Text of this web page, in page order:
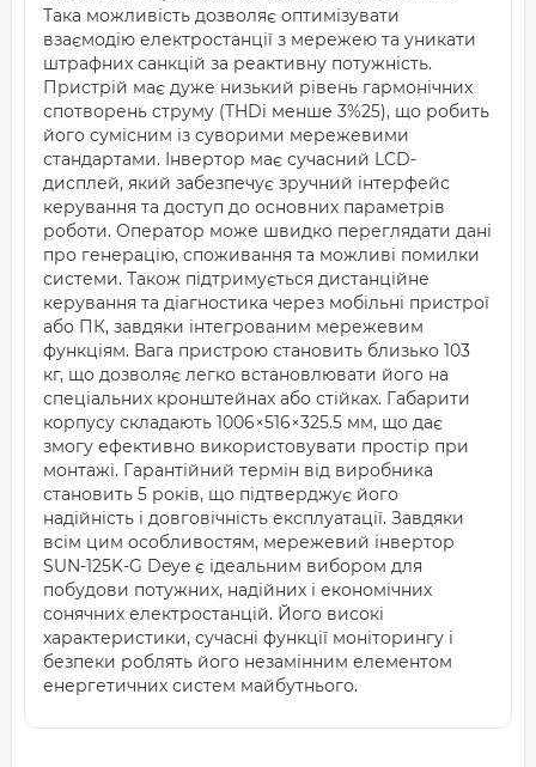
Така можливість дозволяє оптимізувати
взаємодію електростанції з мережею та уникати
штрафних санкцій за реактивну потужність.
Пристрій має дуже низький рівень гармонічних
спотворень струму (THDi менше 3%25), що робить
його сумісним із суворими мережевими
стандартами. Інвертор має сучасний LCD-
дисплей, який забезпечує зручний інтерфейс
керування та доступ до основних параметрів
роботи. Оператор може швидко переглядати дані
про генерацію, споживання та можливі помилки
системи. Також підтримується дистанційне
керування та діагностика через мобільні пристрої
або ПК, завдяки інтегрованим мережевим
функціям. Вага пристрою становить близько 103
кг, що дозволяє легко встановлювати його на
спеціальних кронштейнах або стійках. Габарити
корпусу складають 1006×516×325.5 мм, що дає
змогу ефективно використовувати простір при
монтажі. Гарантійний термін від виробника
становить 5 років, що підтверджує його
надійність і довговічність експлуатації. Завдяки
всім цим особливостям, мережевий інвертор
SUN-125K-G Deye є ідеальним вибором для
побудови потужних, надійних і економічних
сонячних електростанцій. Його високі
характеристики, сучасні функції моніторингу і
безпеки роблять його незамінним елементом
енергетичних систем майбутнього.